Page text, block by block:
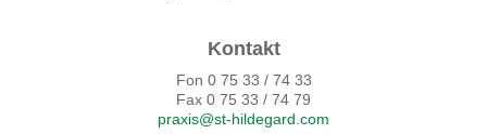
Kontakt
Fon 0 75 33 / 74 33
Fax 0 75 33 / 74 79
praxis@st-hildegard.com